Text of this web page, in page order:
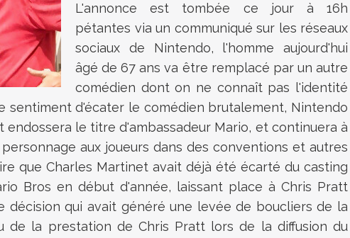
L'annonce est tombée ce jour à 16h
pétantes via un communiqué sur les réseaux
sociaux de Nintendo, l'homme aujourd'hui
âgé de 67 ans va être remplacé par un autre
comédien dont on ne connaît pas l'identité
sentiment d'écater le comédien brutalement, Nintendo
endossera le titred'ambassadeur Mario, et continuera à
aux joueurs dans des conventions et autres
que Charles Martinet avait déjà été écarté du casting
Bros en début d'année, laissant place à Chris Pratt
décision qui avait généré une levée de boucliers de la
de la prestation de Chris Pratt lors de la diffusion du